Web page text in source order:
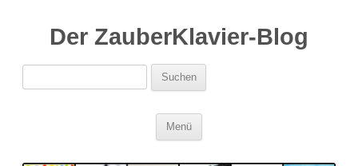
Der ZauberKlavier-Blog
Suchen
nach:
Menü